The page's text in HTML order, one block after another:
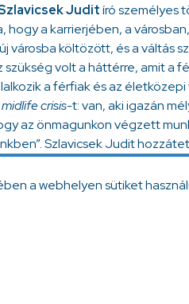
a webhelyen sütiket
Juditíró személyes
hogy a karrierjében, a
városba költözött, és a váltás
volt a háttérre, amit a
a férfiak és az
midlife crisis-t: van, aki igazán
az önmagunkon végzett
Szlavicsek Judit
idekattintva érheti el.